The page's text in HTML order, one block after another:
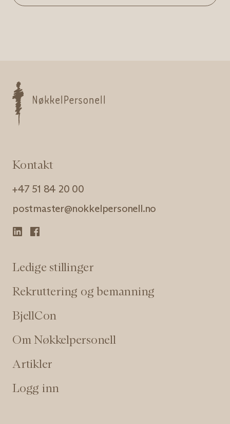
Ledige stillinger
Rekruttering og bemanning
BjellCon
Om Nøkkelpersonell
Artikler
Logg inn
Kontakt
+47 51 84 20 00
postmaster@nokkelpersonell.no